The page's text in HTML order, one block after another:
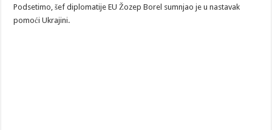
Podsetimo, šef diplomatije EU Žozep Borel sumnjao je u nastavak
pomoći Ukrajini.